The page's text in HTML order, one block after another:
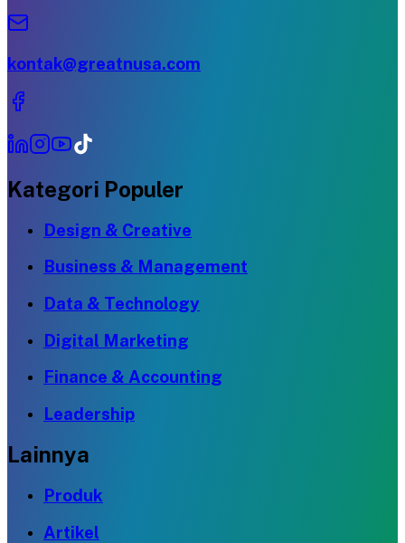
kontak@greatnusa.com
Kategori Populer
Design & Creative
Business & Management
Data & Technology
Digital Marketing
Finance & Accounting
Leadership
Lainnya
Produk
Artikel